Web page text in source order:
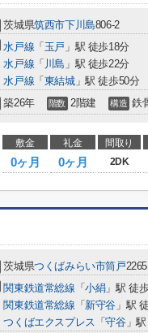
茨城県筑西市下川島806-2
水戸線 「 玉戸 」駅 徒歩18分
水戸線 「 川島 」駅 徒歩22分
水戸線 「 東結城」駅 徒歩50分
築26年 階数 2階建 構造 鉄
敷金 礼金 間取り
0ヶ月 0ヶ月 2DK
茨城県つくばみらい市筒戸2265
関東鉄道常総線 「小絹」駅 徒
関東鉄道常総線 「 新守谷 」駅
つくばエクスプレス 「守谷」